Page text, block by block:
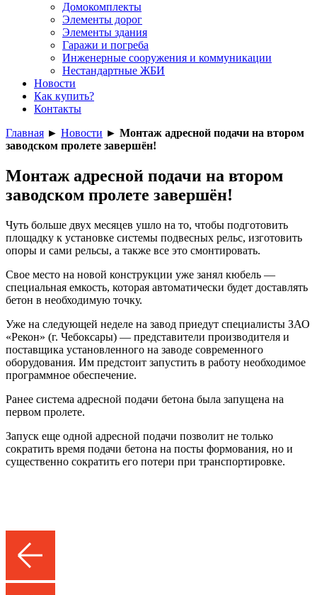
Домокомплекты
Элементы дорог
Элементы здания
Гаражи и погреба
Инженерные сооружения и коммуникации
Нестандартные ЖБИ
Новости
Как купить?
Контакты
Главная ► Новости ► Монтаж адресной подачи на втором
заводском пролете завершён!
Монтаж адресной подачи на втором
заводском пролете завершён!
Чуть больше двух месяцев ушло на то, чтобы подготовить
площадку к установке системы подвесных рельс, изготовить
опоры и сами рельсы, а также все это смонтировать.
Свое место на новой конструкции уже занял кюбель —
специальная емкость, которая автоматически будет доставлять
бетон в необходимую точку.
Уже на следующей неделе на завод приедут специалисты ЗАО
«Рекон» (г. Чебоксары) — представители производителя и
поставщика установленного на заводе современного
оборудования. Им предстоит запустить в работу необходимое
программное обеспечение.
Ранее система адресной подачи бетона была запущена на
первом пролете.
Запуск еще одной адресной подачи позволит не только
сократить время подачи бетона на посты формования, но и
существенно сократить его потери при транспортировке.